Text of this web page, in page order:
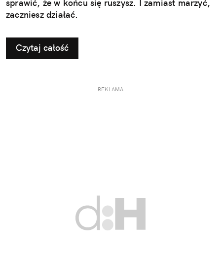
sprawić, że w końcu się ruszysz. I zamiast marzyć,
zaczniesz działać.
Czytaj całość
REKLAMA